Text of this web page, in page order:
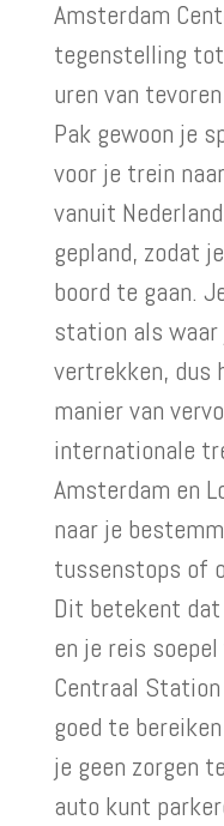
Amsterdam
tegenstelling
uren van
Pak gewoon je
voor je trein
vanuit
gepland, zodat
boord te gaan.
station als
vertrekken, dus
manier van
internationale
Amsterdam en
naar je
tussenstops of
Dit betekent
en je reis
Centraal
goed te
je geen zorgen
auto kunt